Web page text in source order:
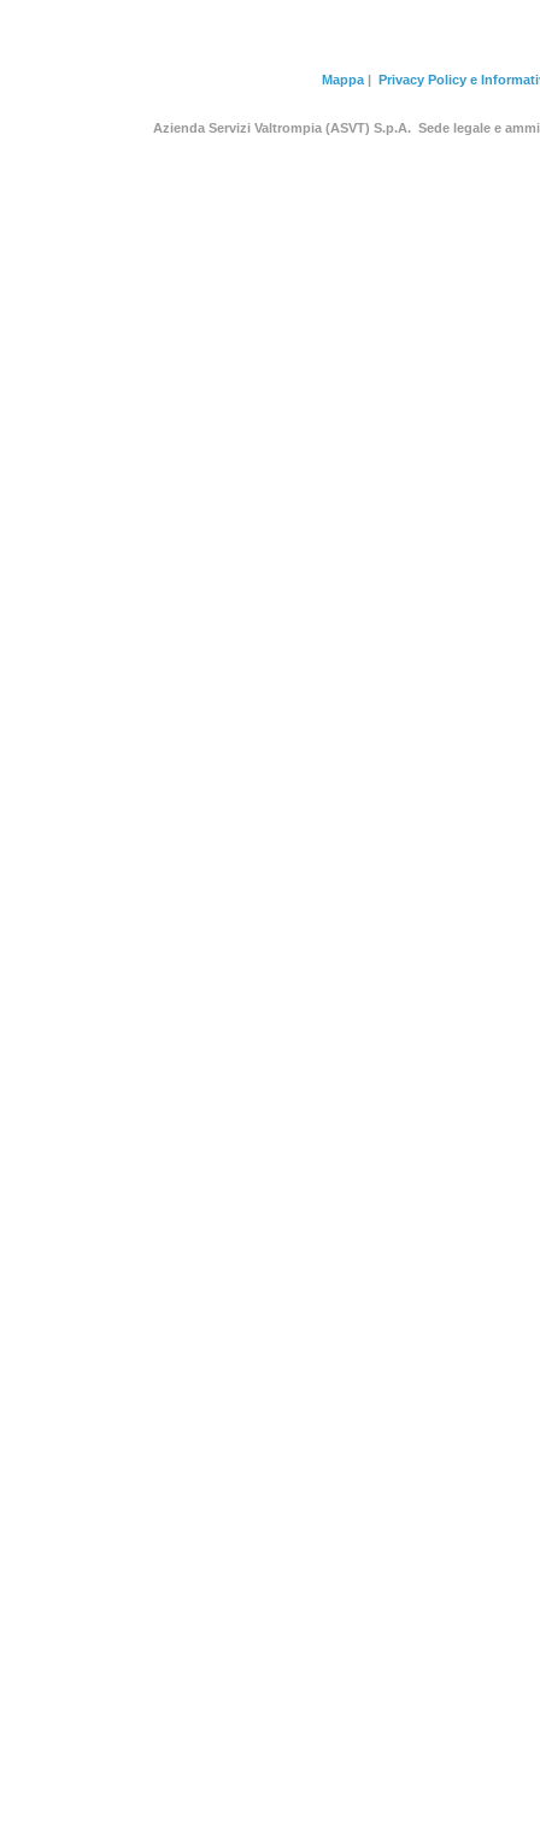
Mappa| Privacy Policy e
Azienda Servizi Valtrompia (ASVT) S.p.A. Sede legale e